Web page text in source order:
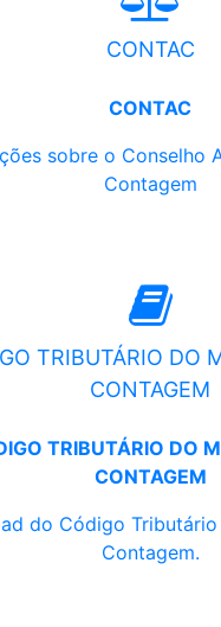
CONTAC
CONTAC
sobre o Conselho
Contagem
TRIBUTÁRIO DO
CONTAGEM
TRIBUTÁRIO DO
CONTAGEM
do Código
Contagem.